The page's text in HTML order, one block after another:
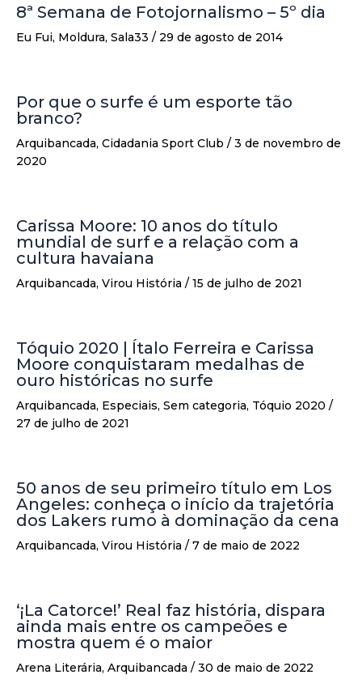
8ª Semana de Fotojornalismo – 5º dia
Eu Fui, Moldura, Sala33 / 29 de agosto de 2014
Por que o surfe é um esporte tão
branco?
Arquibancada, Cidadania Sport Club / 3 de novembro de
2020
Carissa Moore: 10 anos do título
mundial de surf e a relação com a
cultura havaiana
Arquibancada, Virou História / 15 de julho de 2021
Tóquio 2020 | Ítalo Ferreira e Carissa
Moore conquistaram medalhas de
ouro históricas no surfe
Arquibancada, Especiais, Sem categoria, Tóquio 2020 /
27 de julho de 2021
50 anos de seu primeiro título em Los
Angeles: conheça o início da trajetória
dos Lakers rumo à dominação da cena
Arquibancada, Virou História / 7 de maio de 2022
‘¡La Catorce!’ Real faz história, dispara
ainda mais entre os campeões e
mostra quem é o maior
Arena Literária, Arquibancada / 30 de maio de 2022